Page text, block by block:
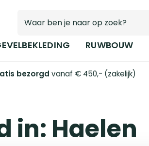
RUWBOUW
bezorgd vanaf € 450,- (zakelijk)
in: Haelen